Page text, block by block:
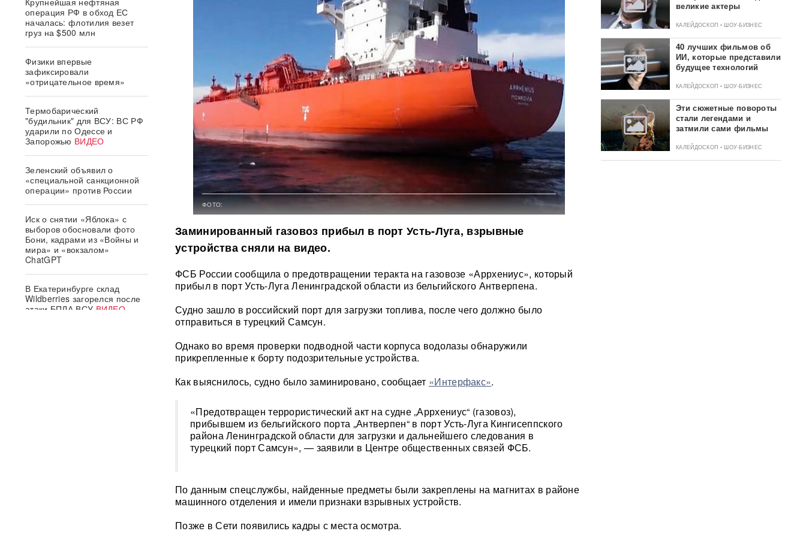
операция РФ в обход ЕС
началась: флотилия везет
груз на $500 млн
Физики впервые
зафиксировали
«отрицательное время»
Термобарический
"будильник" для ВСУ: ВС РФ
ударили по Одессе и
Запорожью ВИДЕО
Зеленский объявил о
«специальной санкционной
операции» против России
Иск о снятии «Яблока» с
выборов обосновали фото
Бони, кадрами из «Войны и
мира» и «вокзалом»
ChatGPT
В Екатеринбурге склад
Wildberries загорелся после
атаки БПЛА ВСУ ВИДЕО
ФОТО:
Заминированный газовоз прибыл в порт Усть-Луга, взрывные
устройства сняли на видео.
ФСБ России сообщила о предотвращении теракта на газовозе «Аррхениус», который
прибыл в порт Усть-Луга Ленинградской области из бельгийского Антверпена.
Судно зашло в российский порт для загрузки топлива, после чего должно было
отправиться в турецкий Самсун.
Однако во время проверки подводной части корпуса водолазы обнаружили
прикрепленные к борту подозрительные устройства.
Как выяснилось, судно было заминировано, сообщает «Интерфакс».
«Предотвращен террористический акт на судне „Аррхениус“ (газовоз),
прибывшем из бельгийского порта „Антверпен“ в порт Усть-Луга Кингисеппского
района Ленинградской области для загрузки и дальнейшего следования в
турецкий порт Самсун», — заявили в Центре общественных связей ФСБ.
По данным спецслужбы, найденные предметы были закреплены на магнитах в районе
машинного отделения и имели признаки взрывных устройств.
Позже в Сети появились кадры с места осмотра.
великие актеры
КАЛЕЙДОСКОП • ШОУ-БИЗНЕС
40 лучших фильмов об
ИИ, которые представили
будущее технологий
КАЛЕЙДОСКОП • ШОУ-БИЗНЕС
Эти сюжетные повороты
стали легендами и
затмили сами фильмы
КАЛЕЙДОСКОП • ШОУ-БИЗНЕС